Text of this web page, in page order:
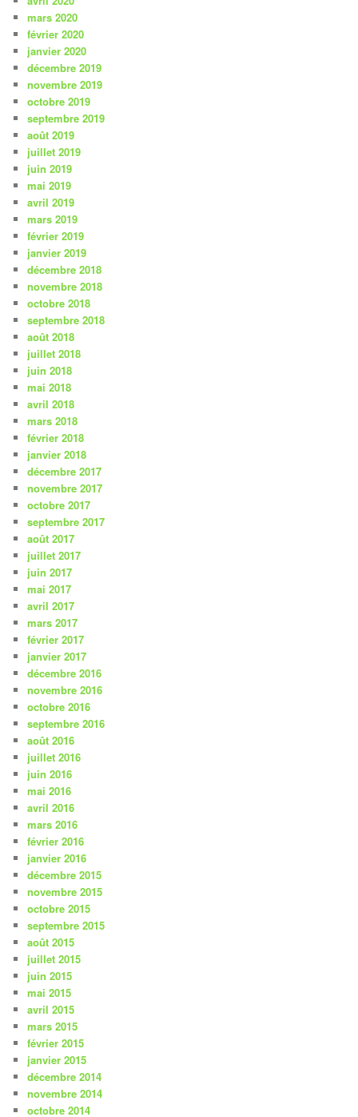
mars 2020
février 2020
janvier 2020
décembre 2019
novembre 2019
octobre 2019
septembre 2019
août 2019
juillet 2019
juin 2019
mai 2019
avril 2019
mars 2019
février 2019
janvier 2019
décembre 2018
novembre 2018
octobre 2018
septembre 2018
août 2018
juillet 2018
juin 2018
mai 2018
avril 2018
mars 2018
février 2018
janvier 2018
décembre 2017
novembre 2017
octobre 2017
septembre 2017
août 2017
juillet 2017
juin 2017
mai 2017
avril 2017
mars 2017
février 2017
janvier 2017
décembre 2016
novembre 2016
octobre 2016
septembre 2016
août 2016
juillet 2016
juin 2016
mai 2016
avril 2016
mars 2016
février 2016
janvier 2016
décembre 2015
novembre 2015
octobre 2015
septembre 2015
août 2015
juillet 2015
juin 2015
mai 2015
avril 2015
mars 2015
février 2015
janvier 2015
décembre 2014
novembre 2014
octobre 2014